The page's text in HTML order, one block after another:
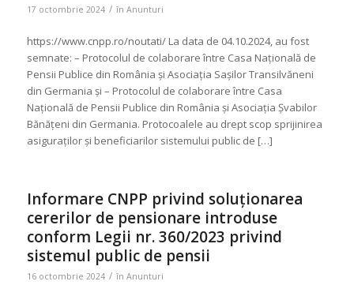
17 octombrie 2024 / în Anunturi
https://www.cnpp.ro/noutati/ La data de 04.10.2024, au fost
semnate: – Protocolul de colaborare între Casa Națională de
Pensii Publice din România și Asociația Sașilor Transilvăneni
din Germania și – Protocolul de colaborare între Casa
Națională de Pensii Publice din România și Asociația Șvabilor
Bănățeni din Germania. Protocoalele au drept scop sprijinirea
asiguraților și beneficiarilor sistemului public de […]
Informare CNPP privind soluționarea
cererilor de pensionare introduse
conform Legii nr. 360/2023 privind
sistemul public de pensii
16 octombrie 2024 / în Anunturi